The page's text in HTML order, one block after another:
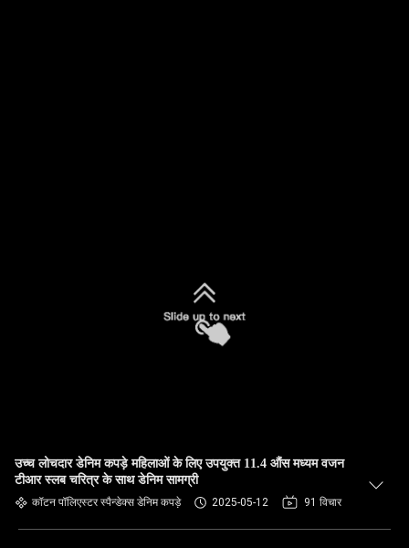
उच्च लोचदार डेनिम कपड़े महिलाओं के लिए उपयुक्त 11.4 औंस मध्यम वजन
टीआर स्लब चरित्र के साथ डेनिम सामग्री
कॉटन पॉलिएस्टर स्पैन्डेक्स डेनिम कपड़े 2025-05-12 91 विचार